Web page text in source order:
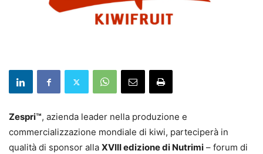
Zespri™, azienda leader nella produzione e
commercializzazione mondiale di kiwi, parteciperà in
qualità di sponsor alla XVIII edizione di Nutrimi – forum di